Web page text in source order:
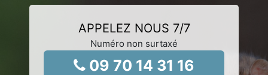
APPELEZ NOUS 7/7
Numéro non surtaxé
09 70 14 31 16